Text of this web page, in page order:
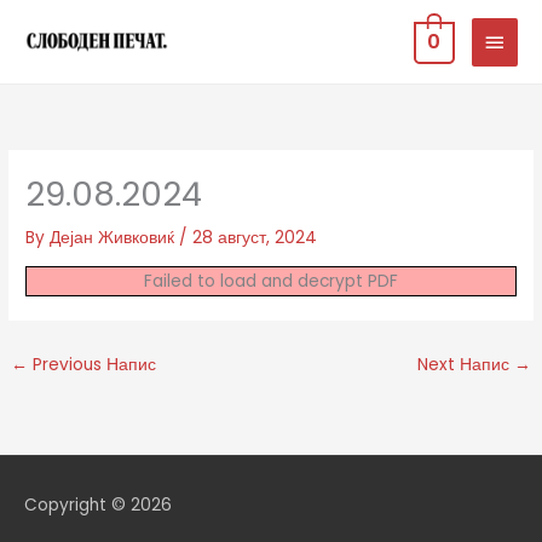
MAIN
0
29.08.2024
ByДејан Живковиќ /28 август, 2024
Failed to load and decrypt PDF
← Previous Напис Next Напис →
Copyright © 2026